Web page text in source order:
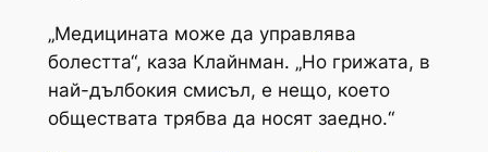
„Медицината може да управлява
болестта“, каза Клайнман. „Но грижата, в
най-дълбокия смисъл, е нещо, което
обществата трябва да носят заедно.“